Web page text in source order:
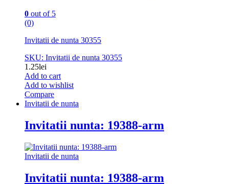
0 out of 5
(0)
Invitatii de nunta 30355
SKU: Invitatii de nunta 30355
1.25lei
Add to cart
Add to wishlist
Compare
Invitatii de nunta
Invitatii nunta: 19388-arm
Invitatii de nunta
Invitatii nunta: 19388-arm